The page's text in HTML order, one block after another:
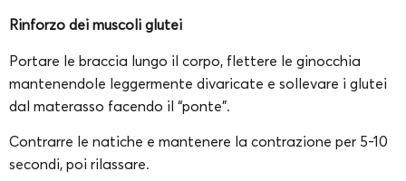
Rinforzo dei muscoli glutei
Portare le braccia lungo il corpo, flettere le ginocchia
mantenendole leggermente divaricate e sollevare i glutei
dal materasso facendo il “ponte”.
Contrarre le natiche e mantenere la contrazione per 5-10
secondi, poi rilassare.